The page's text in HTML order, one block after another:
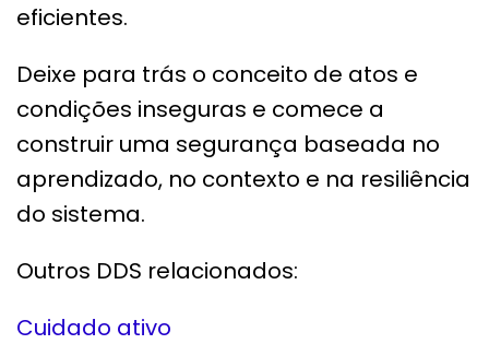
eficientes.
Deixe para trás o conceito de atos e
condições inseguras e comece a
construir uma segurança baseada no
aprendizado, no contexto e na resiliência
do sistema.
Outros DDS relacionados:
Cuidado ativo